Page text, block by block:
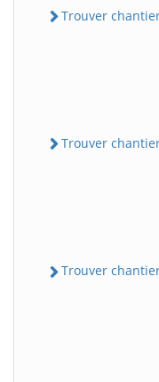
Trouver
Trouver
Trouver